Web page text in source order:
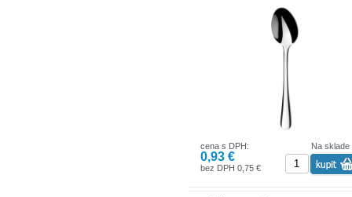
tvaru príboru elegantný vzhľad.
vyleštené plochy, jasné tvary a kvalitný
robia z tohto nadčasového príboru
pre každú príležitosť.Hotel je
dokonalosti na jej podstatu.
Typ materiálu: chróm 18/0
Typy povrchovej úpravy: leštené
Vhodné do umývačky riadu:: áno
Na sklade
cena s DPH:
0,93 €
bez DPH 0,75 €